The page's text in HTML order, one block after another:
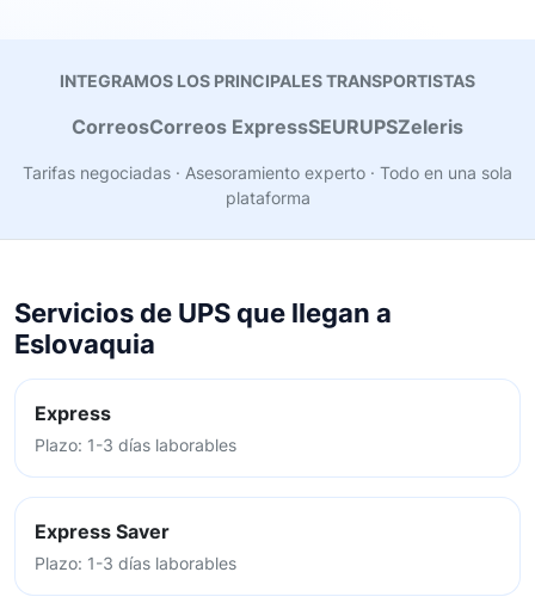
INTEGRAMOS LOS PRINCIPALES TRANSPORTISTAS
CorreosCorreos ExpressSEURUPSZeleris
Tarifas negociadas · Asesoramiento experto · Todo en una sola
plataforma
Servicios de UPS que llegan a
Eslovaquia
Express
Plazo: 1-3 días laborables
Express Saver
Plazo: 1-3 días laborables